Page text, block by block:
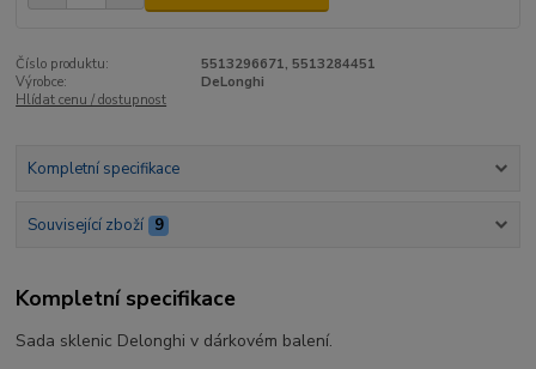
Číslo produktu:
5513296671, 5513284451
Výrobce:
DeLonghi
Hlídat cenu / dostupnost
Kompletní specifikace
Související zboží 9
Kompletní specifikace
Sada sklenic Delonghi v dárkovém balení.